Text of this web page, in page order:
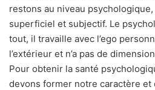
restons au niveau
superficiel et subjectif. Le
tout, il travaille avec l’ego
l’extérieur et n’a pas de
Pour obtenir la santé
devons former notre caractère et